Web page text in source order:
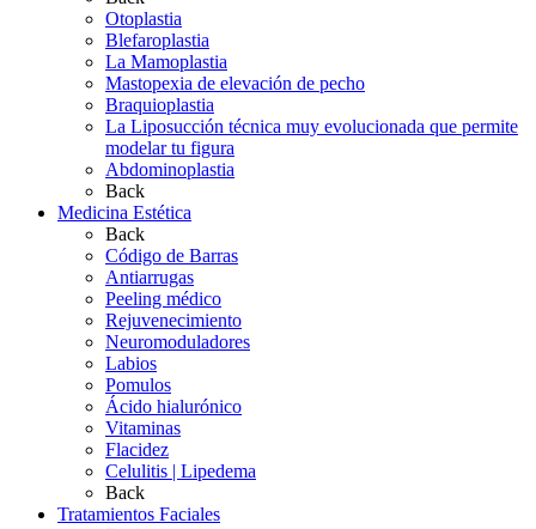
Otoplastia
Blefaroplastia
La Mamoplastia
Mastopexia de elevación de pecho
Braquioplastia
La Liposucción técnica muy evolucionada que permite
modelar tu figura
Abdominoplastia
Back
Medicina Estética
Back
Código de Barras
Antiarrugas
Peeling médico
Rejuvenecimiento
Neuromoduladores
Labios
Pomulos
Ácido hialurónico
Vitaminas
Flacidez
Celulitis | Lipedema
Back
Tratamientos Faciales